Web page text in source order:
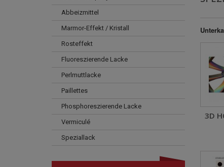
3D
Abbeizmittel
Marmor-Effekt / Kristall
Rosteffekt
Fluoreszierende Lacke
Perlmuttlacke
Paillettes
Phosphoreszierende Lacke
Vermiculé
Speziallack